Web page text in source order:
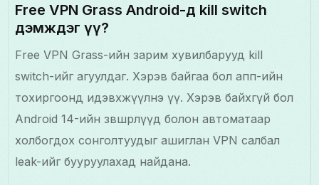
Free VPN Grass Android-д kill switch
дэмждэг үү?
Free VPN Grass-ийн зарим хувилбарууд kill
switch-ийг агуулдаг. Хэрэв байгаа бол апп-ийн
тохиргоонд идэвхжүүлнэ үү. Хэрэв байхгүй бол
Android 14-ийн зөвшөөрлүүд болон автоматаар
холбогдох сонголтуудыг ашиглан VPN салбал
leak-ийг бууруулахад найдана.